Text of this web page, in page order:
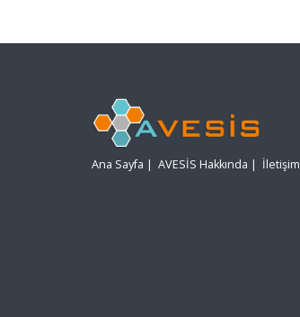
Ana Sayfa | AVESİS Hakkında | İletişim